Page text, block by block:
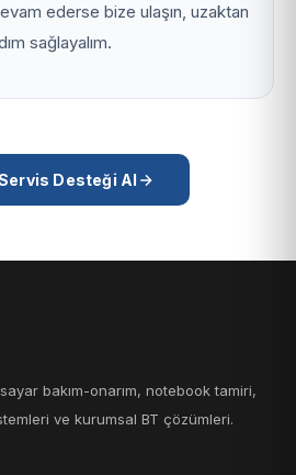
ederse bize ulaşın, uzaktan
sağlayalım.
Servis Desteği Al
bakım-onarım, notebook tamiri,
ve kurumsal BT çözümleri.